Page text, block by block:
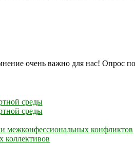
очень важно для нас! Опрос